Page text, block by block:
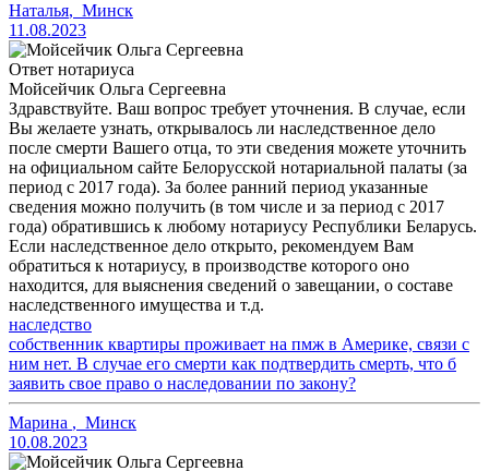
Наталья, Минск
11.08.2023
Ответ нотариуса
Мойсейчик Ольга Сергеевна
Здравствуйте. Ваш вопрос требует уточнения. В случае, если
Вы желаете узнать, открывалось ли наследственное дело
после смерти Вашего отца, то эти сведения можете уточнить
на официальном сайте Белорусской нотариальной палаты (за
период с 2017 года). За более ранний период указанные
сведения можно получить (в том числе и за период с 2017
года) обратившись к любому нотариусу Республики Беларусь.
Если наследственное дело открыто, рекомендуем Вам
обратиться к нотариусу, в производстве которого оно
находится, для выяснения сведений о завещании, о составе
наследственного имущества и т.д.
наследство
собственник квартиры проживает на пмж в Америке, связи с
ним нет. В случае его смерти как подтвердить смерть, что б
заявить свое право о наследовании по закону?
Марина , Минск
10.08.2023